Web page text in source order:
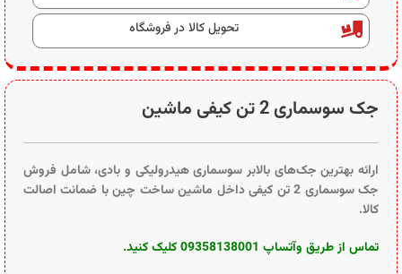
جک سوسماری 2 تن کیفی ماشین
ارائه بهترین جک‌های بالابر سوسماری هیدرولیکی و بادی، شامل فروش
جک سوسماری 2 تن کیفی داخل ماشین ساخت چین با ضمانت اصالت
کالا.
تماس از طریق وآتساپ 09358138001 کلیک کنید.
تحویل کالا در فروشگاه